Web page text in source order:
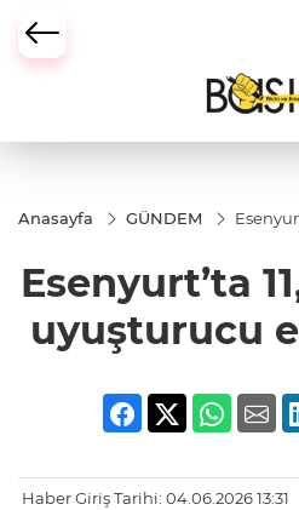
Anasayfa GÜNDEM
ele
Esenyurt’ta
uyuşturucu
Haber Giriş Tarihi: 04.06.2026 13:31